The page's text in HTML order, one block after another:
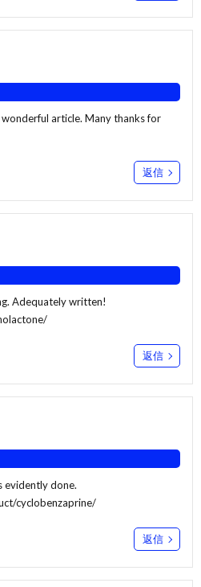
article. Many thanks for
返信
Adequately written!
返信
evidently done.
cyclobenzaprine/
返信